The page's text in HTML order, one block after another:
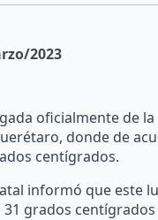
2023
oficialmente de
donde de
centígrados.
informó que este
grados